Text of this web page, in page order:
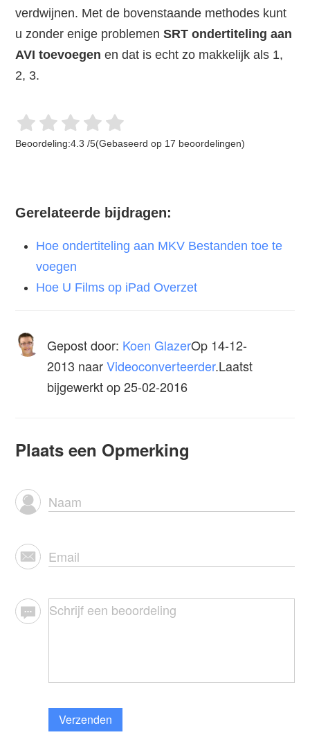
verdwijnen. Met de bovenstaande methodes kunt
u zonder enige problemenSRT ondertiteling aan
AVI toevoegen en dat is echt zo makkelijk als 1,
2, 3.
Beoordeling:4.3 /5(Gebaseerd op 17 beoordelingen)
Gerelateerde bijdragen:
Hoe ondertiteling aan MKV Bestanden toe te
voegen
Hoe U Films op iPad Overzet
Gepost door: Koen GlazerOp 14-12-
2013 naar Videoconverteerder.Laatst
bijgewerkt op 25-02-2016
Plaats een Opmerking
Verzenden